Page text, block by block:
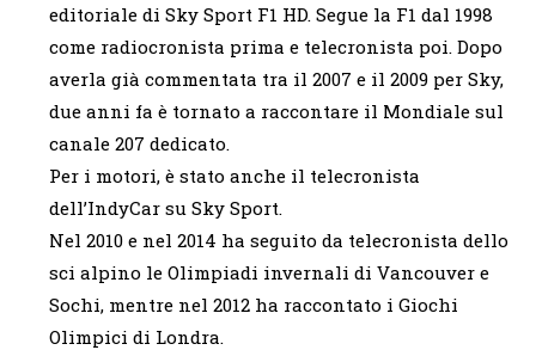
editoriale di Sky Sport F1 HD. Segue la F1 dal 1998
come radiocronista prima e telecronista poi. Dopo
averla già commentata tra il 2007 e il 2009 per Sky,
due anni fa è tornato a raccontare il Mondiale sul
canale 207 dedicato.
Per i motori, è stato anche il telecronista
dell’IndyCar su Sky Sport.
Nel 2010 e nel 2014 ha seguito da telecronista dello
sci alpino le Olimpiadi invernali di Vancouver e
Sochi, mentre nel 2012 ha raccontato i Giochi
Olimpici di Londra.